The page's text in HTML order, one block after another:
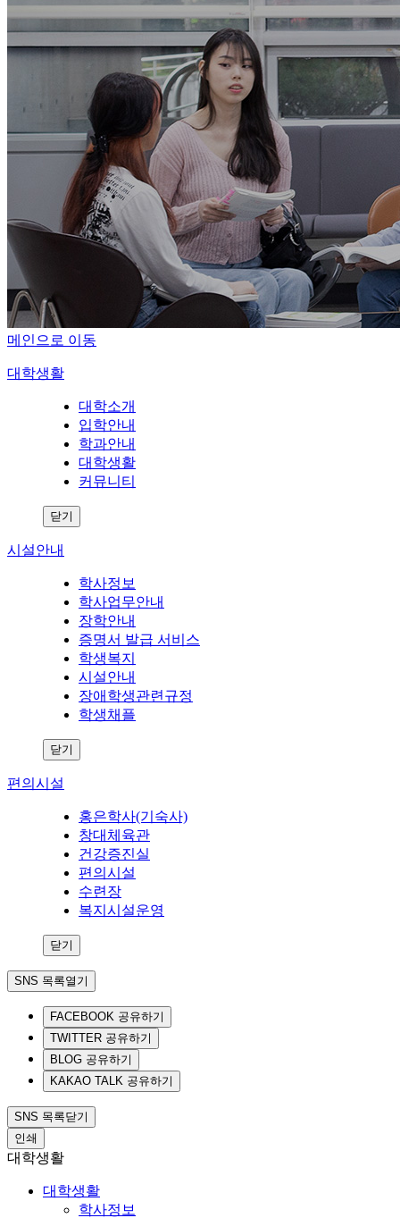
메인으로 이동
대학생활
대학소개
입학안내
학과안내
대학생활
커뮤니티
닫기
시설안내
학사정보
학사업무안내
장학안내
증명서 발급 서비스
학생복지
시설안내
장애학생관련규정
학생채플
닫기
편의시설
홍은학사(기숙사)
창대체육관
건강증진실
편의시설
수련장
복지시설운영
닫기
SNS 목록열기
FACEBOOK 공유하기
TWITTER 공유하기
BLOG 공유하기
KAKAO TALK 공유하기
SNS 목록닫기
인쇄
대학생활
대학생활
학사정보